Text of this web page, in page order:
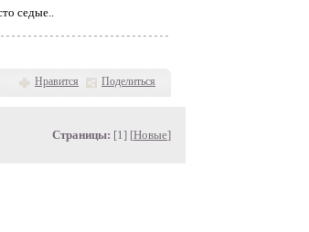
седые..
Нравится Поделиться
Страницы: [1] [Новые]